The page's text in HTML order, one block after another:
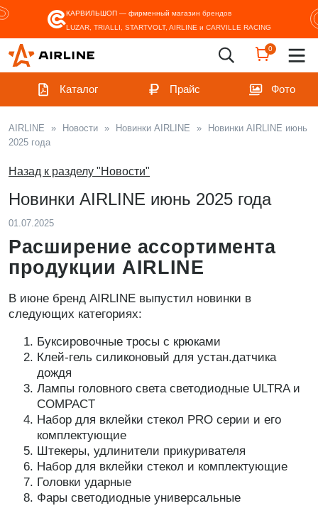
КАРВИЛЬШОП — фирменный магазин брендов
LUZAR, TRIALLI, STARTVOLT, AIRLINE и CARVILLE RACING
0
Каталог Прайс Фото
AIRLINE » Новости » Новинки AIRLINE »
Новинки AIRLINE июнь
2025 года
Назад к разделу "Новости"
Новинки AIRLINE июнь 2025 года
01.07.2025
Расширение ассортимента
продукции AIRLINE
В июне бренд AIRLINE выпустил новинки в
следующих категориях:
Буксировочные тросы с крюками
Клей-гель силиконовый для устан.датчика
дождя
Лампы головного света светодиодные ULTRA и
COMPACT
Набор для вклейки стекол PRO серии и его
комплектующие
Штекеры, удлинители прикуривателя
Набор для вклейки стекол и комплектующие
Головки ударные
Фары светодиодные универсальные